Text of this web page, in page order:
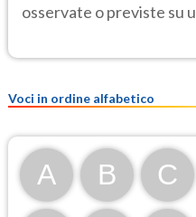
osservate o previste su
Voci in ordine alfabetico
A B C